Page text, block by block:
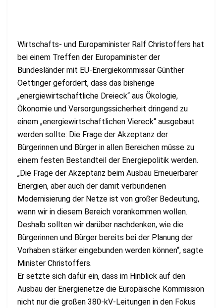
Wirtschafts- und Europaminister Ralf Christoffers hat
bei einem Treffen der Europaminister der
Bundesländer mit EU-Energiekommissar Günther
Oettinger gefordert, dass das bisherige
„energiewirtschaftliche Dreieck“ aus Ökologie,
Ökonomie und Versorgungssicherheit dringend zu
einem „energiewirtschaftlichen Viereck“ ausgebaut
werden sollte: Die Frage der Akzeptanz der
Bürgerinnen und Bürger in allen Bereichen müsse zu
einem festen Bestandteil der Energiepolitik werden.
„Die Frage der Akzeptanz beim Ausbau Erneuerbarer
Energien, aber auch der damit verbundenen
Modernisierung der Netze ist von großer Bedeutung,
wenn wir in diesem Bereich vorankommen wollen.
Deshalb sollten wir darüber nachdenken, wie die
Bürgerinnen und Bürger bereits bei der Planung der
Vorhaben stärker eingebunden werden können“, sagte
Minister Christoffers.
Er setzte sich dafür ein, dass im Hinblick auf den
Ausbau der Energienetze die Europäische Kommission
nicht nur die großen 380-kV-Leitungen in den Fokus